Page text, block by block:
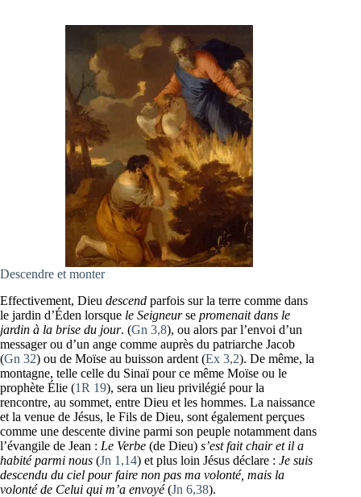
Descendre et monter
Effectivement, Dieu descend parfois sur la terre comme dans
le jardin d’Éden lorsque le Seigneurse promenait dans le
jardin à la brise du jour. (Gn 3,8), ou alors par l’envoi d’un
messager ou d’un ange comme auprès du patriarche Jacob
(Gn 32) ou de Moïse au buisson ardent (Ex 3,2). De même, la
montagne, telle celle du Sinaï pour ce même Moïse ou le
prophète Élie (1R 19), sera un lieu privilégié pour la
rencontre, au sommet, entre Dieu et les hommes. La naissance
et la venue de Jésus, le Fils de Dieu, sont également perçues
comme une descente divine parmi son peuple notamment dans
l’évangile de Jean : Le Verbe (de Dieu) s’est fait chair et il a
habité parmi nous (Jn 1,14) et plus loin Jésus déclare : Je suis
descendu du ciel pour faire non pas ma volonté, mais la
volonté de Celui qui m’a envoyé(Jn 6,38).